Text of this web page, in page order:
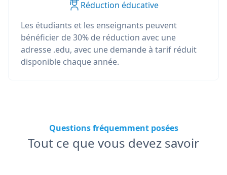
Réduction éducative
Les étudiants et les enseignants peuvent
bénéficier de 30% de réduction avec une
adresse .edu, avec une demande à tarif réduit
disponible chaque année.
Questions fréquemment posées
Tout ce que vous devez savoir